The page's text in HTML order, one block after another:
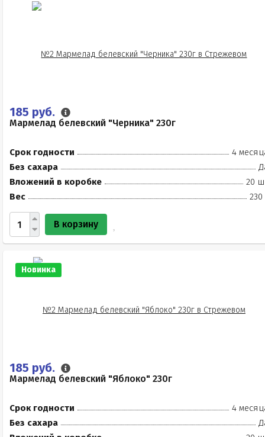
185 руб.
Мармелад белевский "Черника" 230г
Срок годности
4
Без сахара
Вложений в коробке
20
Вес
230
В корзину
Новинка
185 руб.
Мармелад белевский "Яблоко" 230г
Срок годности
4
Без сахара